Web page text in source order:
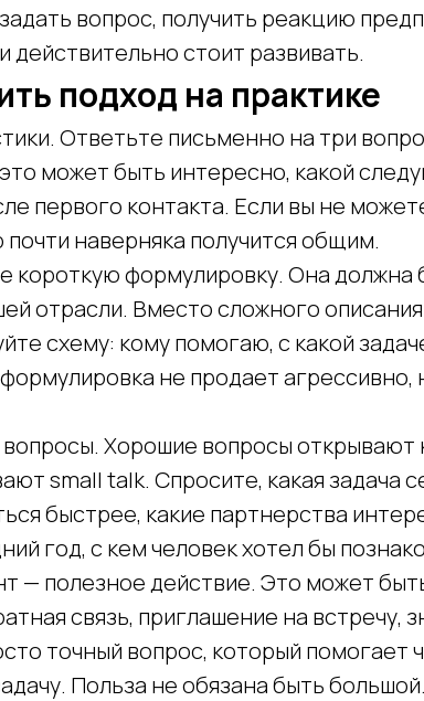
вопрос, получить реакцию
действительно стоит развивать.
подход на практике
Ответьте письменно на три
может быть интересно, какой
первого контакта. Если вы не
наверняка получится общим.
короткую формулировку. Она должна
отрасли. Вместо сложного
схему: кому помогаю, с какой
не продает
Хорошие вопросы открывают
small talk. Спросите, какая задача
быстрее, какие партнерства
год, с кем человек хотел бы
— полезное действие. Это может
связь, приглашение на встречу,
точный вопрос, который помогает
Польза не обязана быть